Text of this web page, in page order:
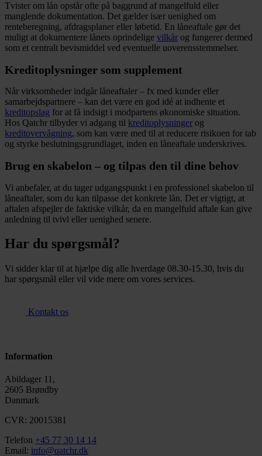
Tvister om lån opstår ofte på baggrund af mangelfuld eller
manglende dokumentation. Det gælder især uenighed om
renteberegning, afdragsplaner eller løbetid. En låneaftale gør det
muligt at dokumentere lånets oprindelige vilkår og fungerer dermed
som et centralt bevismiddel ved eventuelle uoverensstemmelser.
Kreditoplysninger som supplement
Når virksomheder indgår låneaftaler – fx med kunder eller
samarbejdspartnere – kan det være en god idé at indhente et
kreditopslag for at få indsigt i modpartens økonomiske situation.
Hos Qatchr tilbyder vi adgang til kreditoplysninger og
kreditovervågning, som kan være med til at reducere risikoen for tab
og styrke beslutningsgrundlaget, inden en låneaftale underskrives.
Brug en skabelon – og tilpas den til dine behov
Vi anbefaler, at du tager udgangspunkt i en professionel skabelon til
låneaftaler, som du kan tilpasse det konkrete lån. Det er vigtigt, at
aftalen afspejler de faktiske vilkår, da en mangelfuld aftale kan give
anledning til tvivl eller uenighed senere.
Har du spørgsmål?
Vi sidder klar til at hjælpe dig alle hverdage 08.30-15.30, hvis du
har spørgsmål eller vil vide mere om vores services.
Kontakt os
Information
Abildager 11,
2605 Brøndby
Danmark
CVR: 20015381
Telefon +45 77 30 14 14
Email: info@qatchr.dk